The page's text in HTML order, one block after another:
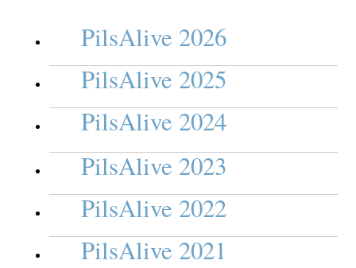
PilsAlive 2026
PilsAlive 2025
PilsAlive 2024
PilsAlive 2023
PilsAlive 2022
PilsAlive 2021